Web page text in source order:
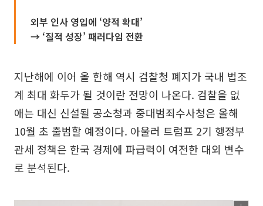
외부 인사 영입에 ‘양적 확대’
→ ‘질적 성장’ 패러다임 전환
지난해에 이어 올 한해 역시 검찰청 폐지가 국내 법조
계 최대 화두가 될 것이란 전망이 나온다. 검찰을 없
애는 대신 신설될 공소청과 중대범죄수사청은 올해
10월 초 출범할 예정이다. 아울러 트럼프 2기 행정부
관세 정책은 한국 경제에 파급력이 여전한 대외 변수
로 분석된다.